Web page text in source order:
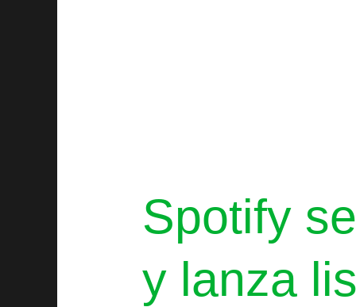
Spotify
y lanza